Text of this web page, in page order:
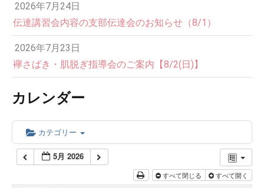
2026年7月24日
伝達講習会内容の支部伝達会のお知らせ（8/1）
2026年7月23日
襷さばき・肌脱ぎ指導会のご案内【8/2(日)】
カレンダー
カテゴリー
5月 2026
すべて閉じる すべて開く